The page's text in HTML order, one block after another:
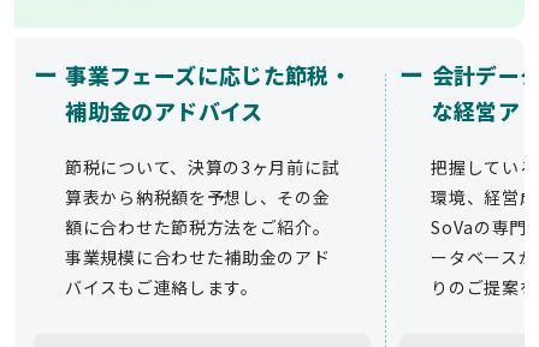
ー 事業フェーズに応じた節税・
補助金のアドバイス
節税について、決算の3ヶ月前に試
算表から納税額を予想し、その金
額に合わせた節税方法をご紹介。
事業規模に合わせた補助金のアド
バイスもご連絡します。
ー 会計デー
な経営ア
把握してい
環境、経営
SoVaの専門
ータベース
りのご提案